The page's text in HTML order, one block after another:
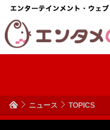
ニュース TOPICS